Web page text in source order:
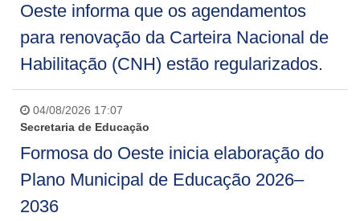
Oeste informa que os agendamentos
para renovação da Carteira Nacional de
Habilitação (CNH) estão regularizados.
04/08/2026 17:07
Secretaria de Educação
Formosa do Oeste inicia elaboração do
Plano Municipal de Educação 2026–
2036